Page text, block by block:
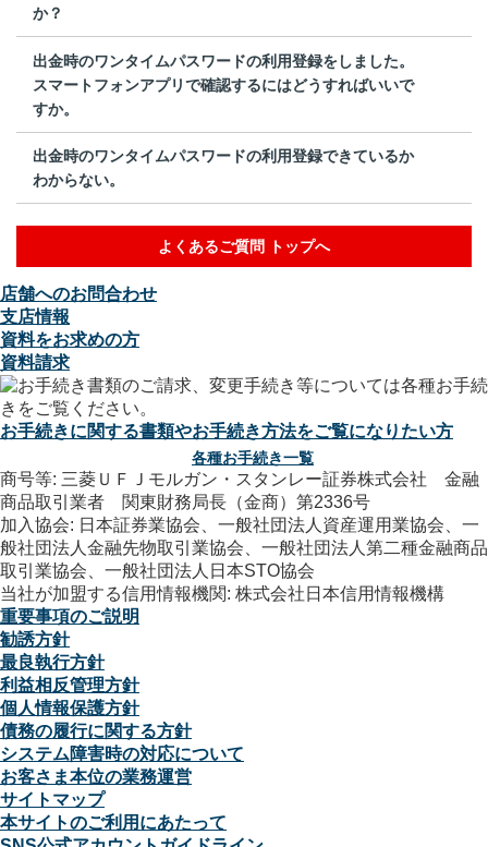
か？
出金時のワンタイムパスワードの利用登録をしました。
スマートフォンアプリで確認するにはどうすればいいで
すか。
出金時のワンタイムパスワードの利用登録できているか
わからない。
よくあるご質問 トップへ
店舗へのお問合わせ
支店情報
資料をお求めの方
資料請求
お手続きに関する書類やお手続き方法をご覧になりたい方
各種お手続き一覧
商号等: 三菱ＵＦＪモルガン・スタンレー証券株式会社 金融
商品取引業者 関東財務局長（金商）第2336号
加入協会: 日本証券業協会、一般社団法人資産運用業協会、一
般社団法人金融先物取引業協会、一般社団法人第二種金融商品
取引業協会、一般社団法人日本STO協会
当社が加盟する信用情報機関: 株式会社日本信用情報機構
重要事項のご説明
勧誘方針
最良執行方針
利益相反管理方針
個人情報保護方針
債務の履行に関する方針
システム障害時の対応について
お客さま本位の業務運営
サイトマップ
本サイトのご利用にあたって